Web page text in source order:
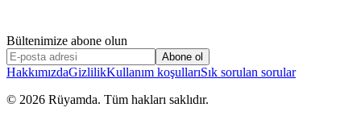
Bültenimize abone olun
Abone ol
HakkımızdaGizlilikKullanım koşullarıSık sorulan sorular
© 2026 Rüyamda. Tüm hakları saklıdır.